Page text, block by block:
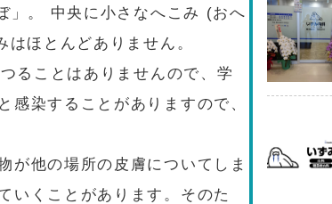
」。 中央に小さなへこみ (おへ
ほとんどありません。
ることはありませんので、学
染することがありますので、
が他の場所の皮膚についてしま
いくことがあります。そのた